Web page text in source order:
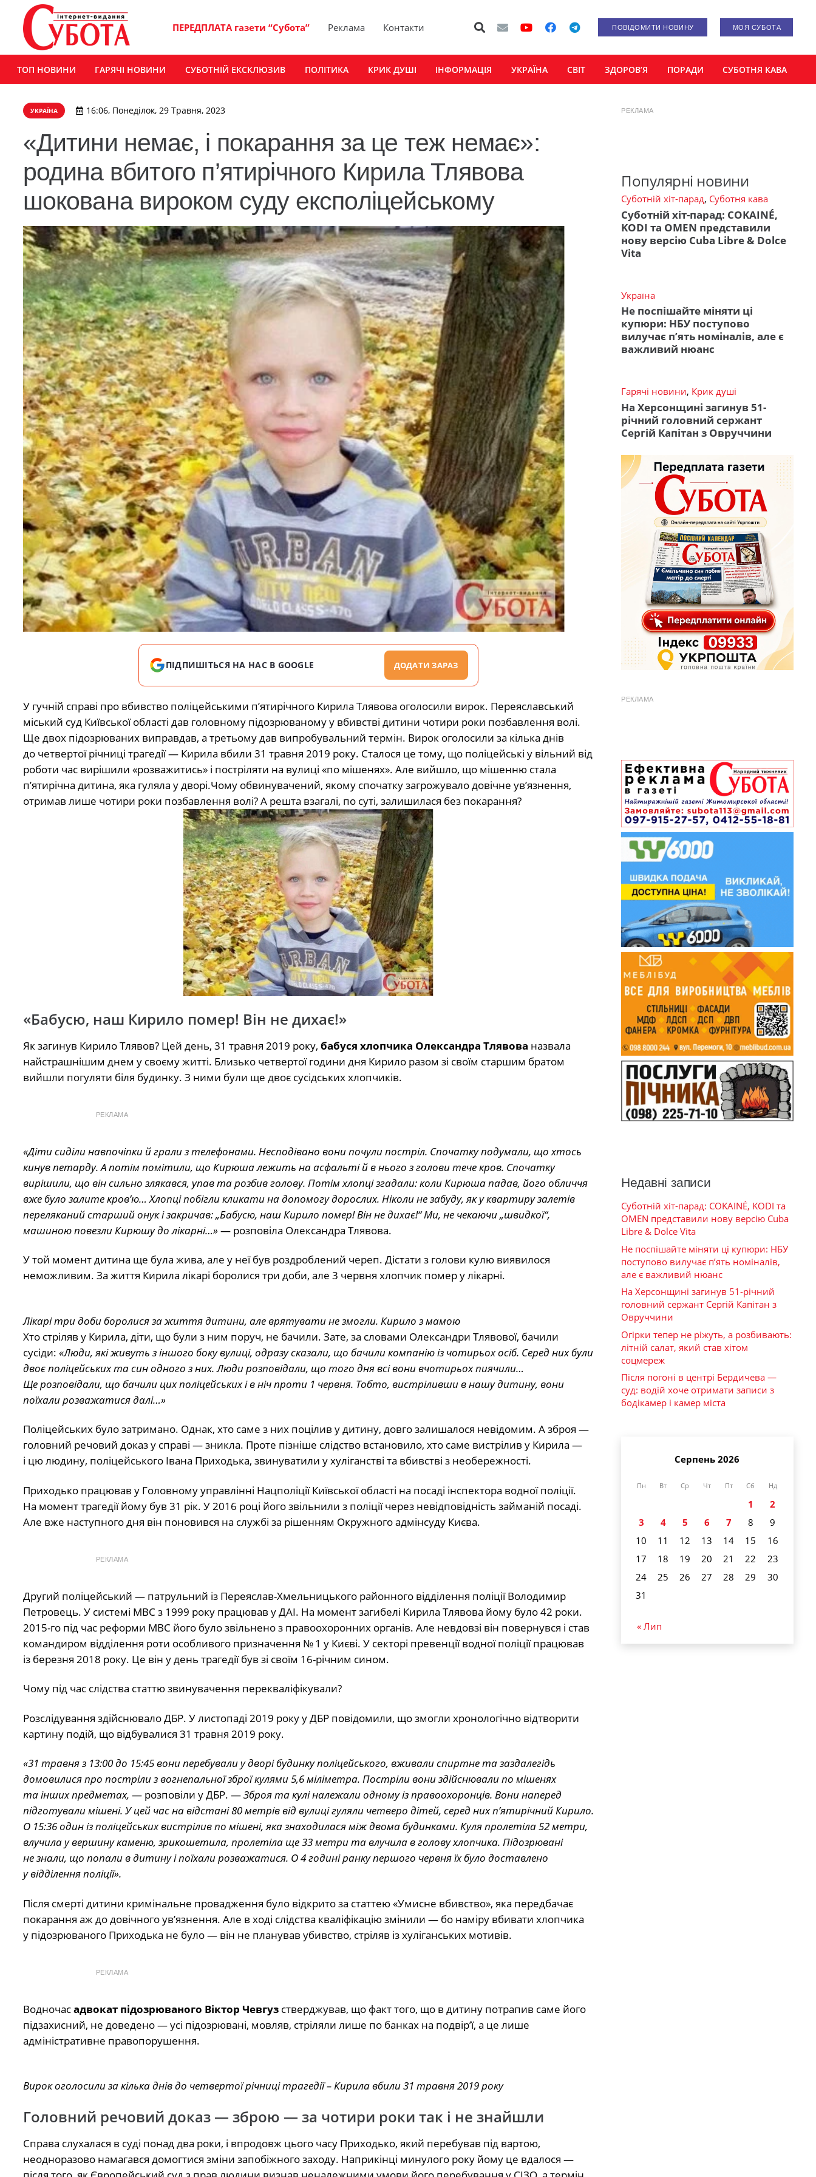
ПЕРЕДПЛАТА газети “Субота” Реклама Контакти ПОВІДОМИТИ НОВИНУ МОЯ СУБОТА
ТОП НОВИНИ ГАРЯЧІ НОВИНИ СУБОТНІЙ ЕКСКЛЮЗИВ ПОЛІТИКА КРИК ДУШІ ІНФОРМАЦІЯ УКРАЇНА СВІТ ЗДОРОВ’Я ПОРАДИ СУБОТНЯ КАВА
УКРАЇНА 16:06, Понеділок, 29 Травня, 2023
«Дитини немає, і покарання за це теж немає»:
родина вбитого п’ятирічного Кирила Тлявова
шокована вироком суду експоліцейському
ПІДПИШІТЬСЯ НА НАС В GOOGLE ДОДАТИ ЗАРАЗ
У гучній справі про вбивство поліцейськими п’ятирічного Кирила Тлявова оголосили вирок. Переяславський
міський суд Київської області дав головному підозрюваному у вбивстві дитини чотири роки позбавлення волі.
Ще двох підозрюваних виправдав, а третьому дав випробувальний термін. Вирок оголосили за кілька днів
до четвертої річниці трагедії — Кирила вбили 31 травня 2019 року. Сталося це тому, що поліцейські у вільний від
роботи час вирішили «розважитись» і постріляти на вулиці «по мішенях». Але вийшло, що мішенню стала
п’ятирічна дитина, яка гуляла у дворі.Чому обвинувачений, якому спочатку загрожувало довічне ув’язнення,
отримав лише чотири роки позбавлення волі? А решта взагалі, по суті, залишилася без покарання?
«Бабусю, наш Кирило помер! Він не дихає!»
Як загинув Кирило Тлявов? Цей день, 31 травня 2019 року, бабуся хлопчика Олександра Тлявова назвала
найстрашнішим днем у своєму житті. Близько четвертої години дня Кирило разом зі своїм старшим братом
вийшли погуляти біля будинку. З ними були ще двоє сусідських хлопчиків.
РЕКЛАМА
«Діти сиділи навпочіпки й грали з телефонами. Несподівано вони почули постріл. Спочатку подумали, що хтось
кинув петарду. А потім помітили, що Кирюша лежить на асфальті й в нього з голови тече кров. Спочатку
вирішили, що він сильно злякався, упав та розбив голову. Потім хлопці згадали: коли Кирюша падав, його обличчя
вже було залите кров’ю… Хлопці побігли кликати на допомогу дорослих. Ніколи не забуду, як у квартиру залетів
переляканий старший онук і закричав: „Бабусю, наш Кирило помер! Він не дихає!“ Ми, не чекаючи „швидкої“,
машиною повезли Кирюшу до лікарні…»— розповіла Олександра Тлявова.
У той момент дитина ще була жива, але у неї був роздроблений череп. Дістати з голови кулю виявилося
неможливим. За життя Кирила лікарі боролися три доби, але 3 червня хлопчик помер у лікарні.
Лікарі три доби боролися за життя дитини, але врятувати не змогли. Кирило з мамою
Хто стріляв у Кирила, діти, що були з ним поруч, не бачили. Зате, за словами Олександри Тлявової, бачили
сусіди: «Люди, які живуть з іншого боку вулиці, одразу сказали, що бачили компанію із чотирьох осіб. Серед них були
двоє поліцейських та син одного з них. Люди розповідали, що того дня всі вони вчотирьох пиячили…
Ще розповідали, що бачили цих поліцейських і в ніч проти 1 червня. Тобто, вистріливши в нашу дитину, вони
поїхали розважатися далі…»
Поліцейських було затримано. Однак, хто саме з них поцілив у дитину, довго залишалося невідомим. А зброя —
головний речовий доказ у справі — зникла. Проте пізніше слідство встановило, хто саме вистрілив у Кирила —
і цю людину, поліцейського Івана Приходька, звинуватили у хуліганстві та вбивстві з необережності.
Приходько працював у Головному управлінні Нацполіції Київської області на посаді інспектора водної поліції.
На момент трагедії йому був 31 рік. У 2016 році його звільнили з поліції через невідповідність займаній посаді.
Але вже наступного дня він поновився на службі за рішенням Окружного адмінсуду Києва.
РЕКЛАМА
Другий поліцейський — патрульний із Переяслав-Хмельницького районного відділення поліції Володимир
Петровець. У системі МВС з 1999 року працював у ДАІ. На момент загибелі Кирила Тлявова йому було 42 роки.
2015-го під час реформи МВС його було звільнено з правоохоронних органів. Але невдовзі він повернувся і став
командиром відділення роти особливого призначення № 1 у Києві. У секторі превенції водної поліції працював
із березня 2018 року. Це він у день трагедії був зі своїм 16-річним сином.
Чому під час слідства статтю звинувачення перекваліфікували?
Розслідування здійснювало ДБР. У листопаді 2019 року у ДБР повідомили, що змогли хронологічно відтворити
картину подій, що відбувалися 31 травня 2019 року.
«31 травня з 13:00 до 15:45 вони перебували у дворі будинку поліцейського, вживали спиртне та заздалегідь
домовилися про постріли з вогнепальної зброї кулями 5,6 міліметра. Постріли вони здійснювали по мішенях
та інших предметах, — розповіли у ДБР. —Зброя та кулі належали одному із правоохоронців. Вони наперед
підготували мішені. У цей час на відстані 80 метрів від вулиці гуляли четверо дітей, серед них п’ятирічний Кирило.
О 15:36 один із поліцейських вистрілив по мішені, яка знаходилася між двома будинками. Куля пролетіла 52 метри,
влучила у вершину каменю, зрикошетила, пролетіла ще 33 метри та влучила в голову хлопчика. Підозрювані
не знали, що попали в дитину і поїхали розважатися. О 4 годині ранку першого червня їх було доставлено
у відділення поліції».
Після смерті дитини кримінальне провадження було відкрито за статтею «Умисне вбивство», яка передбачає
покарання аж до довічного ув’язнення. Але в ході слідства кваліфікацію змінили — бо наміру вбивати хлопчика
у підозрюваного Приходька не було — він не планував убивство, стріляв із хуліганських мотивів.
РЕКЛАМА
Водночасадвокат підозрюваного Віктор Чевгузстверджував, що факт того, що в дитину потрапив саме його
підзахисний, не доведено — усі підозрювані, мовляв, стріляли лише по банках на подвір’ї, а це лише
адміністративне правопорушення.
Вирок оголосили за кілька днів до четвертої річниці трагедії – Кирила вбили 31 травня 2019 року
Головний речовий доказ — зброю — за чотири роки так і не знайшли
Справа слухалася в суді понад два роки, і впродовж цього часу Приходько, який перебував під вартою,
неодноразово намагався домогтися зміни запобіжного заходу. Наприкінці минулого року йому це вдалося —
РЕКЛАМА
Популярні новини
Суботній хіт-парад, Суботня кава
Суботній хіт-парад: COKAINÉ,
KODI та OMEN представили
нову версію Cuba Libre & Dolce
Vita
Україна
Не поспішайте міняти ці
купюри: НБУ поступово
вилучає п’ять номіналів, але є
важливий нюанс
Гарячі новини, Крик душі
На Херсонщині загинув 51-
річний головний сержант
Сергій Капітан з Овруччини
РЕКЛАМА
Недавні записи
Суботній хіт-парад: COKAINÉ, KODI та
OMEN представили нову версію Cuba
Libre & Dolce Vita
Не поспішайте міняти ці купюри: НБУ
поступово вилучає п’ять номіналів,
але є важливий нюанс
На Херсонщині загинув 51-річний
головний сержант Сергій Капітан з
Овруччини
Огірки тепер не ріжуть, а розбивають:
літній салат, який став хітом
соцмереж
Після погоні в центрі Бердичева —
суд: водій хоче отримати записи з
бодікамер і камер міста
Серпень 2026
Пн Вт Ср Чт Пт Сб Нд
1
2
3
4 5 6 7 8
9
10
11 12 13 14 15
16
17
18 19 20 21 22
23
24
25 26 27 28 29
30
31
« Лип